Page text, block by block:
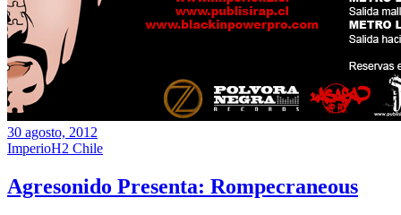
30 agosto, 2012
ImperioH2 Chile
Agresonido Presenta: Rompecraneous